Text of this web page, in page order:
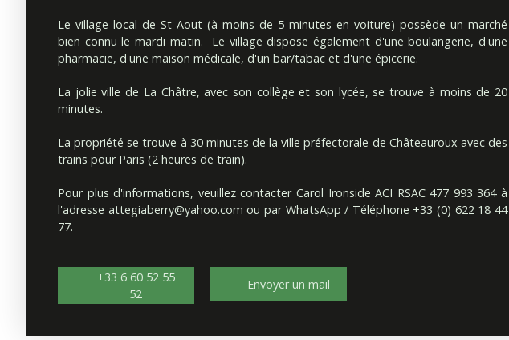
Le village local de St Aout (à moins de 5 minutes en voiture) possède un marché
bien connu le mardi matin. Le village dispose également d'une boulangerie, d'une
pharmacie, d'une maison médicale, d'un bar/tabac et d'une épicerie.
La jolie ville de La Châtre, avec son collège et son lycée, se trouve à moins de 20
minutes.
La propriété se trouve à 30 minutes de la ville préfectorale de Châteauroux avec des
trains pour Paris (2 heures de train).
Pour plus d'informations, veuillez contacter Carol Ironside ACI RSAC 477 993 364 à
l'adresse attegiaberry@yahoo.com ou par WhatsApp / Téléphone +33 (0) 622 18 44
77.
+33 6 60 52 55
52
Envoyer un mail